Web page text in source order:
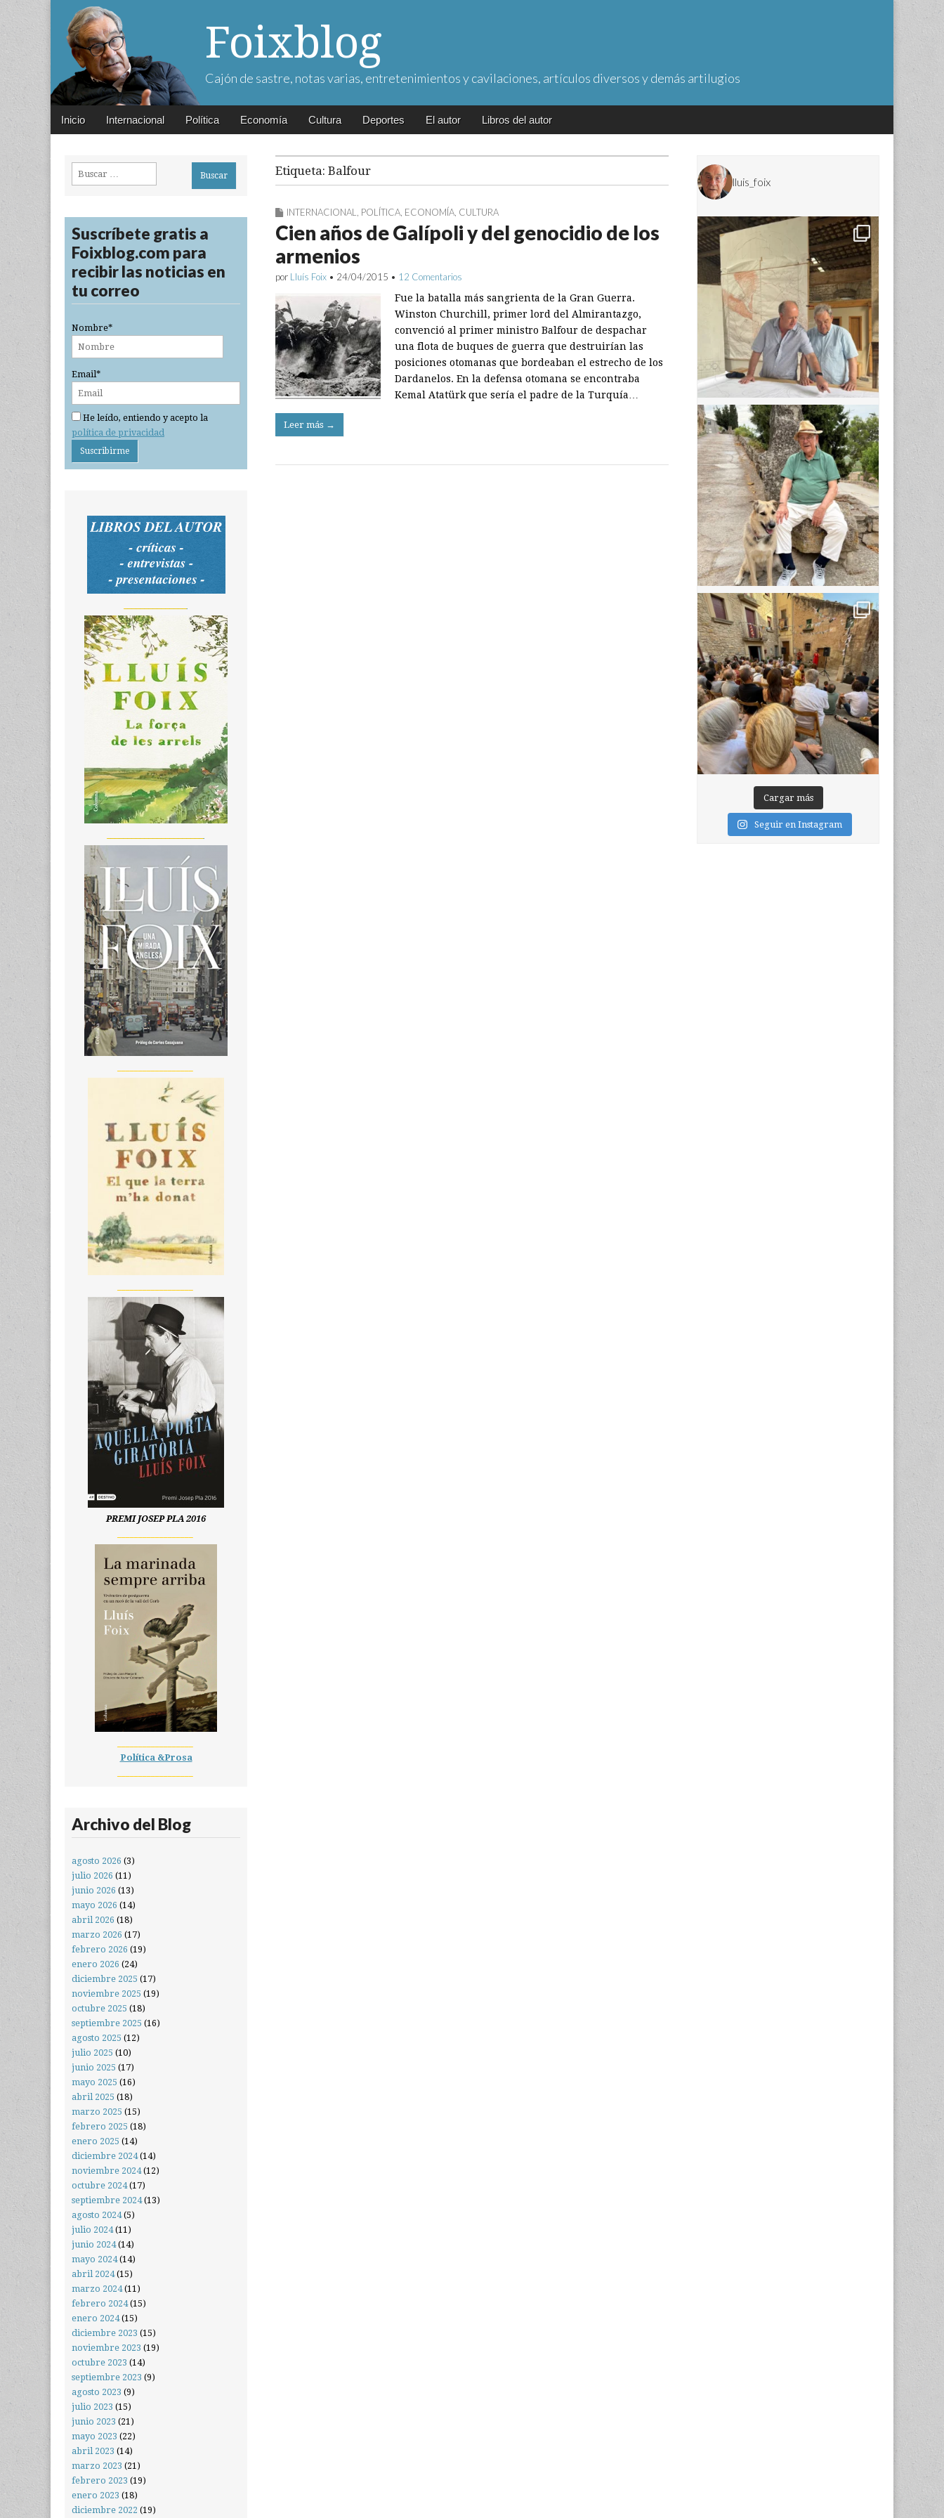
Foixblog
Cajón de sastre, notas varias, entretenimientos y cavilaciones, artículos diversos y demás artilugios
Main
Skip
Inicio Internacional Política Economía Cultura Deportes El autor Libros del autor
Etiqueta: Balfour
INTERNACIONAL POLÍTICA ECONOMÍA CULTURA
Cien años de Galípoli y del genocidio de los
armenios
por Lluís Foix • 24/04/2015 • 12 Comentarios
Fue la batalla más sangrienta de la Gran Guerra.
Winston Churchill, primer lord del Almirantazgo,
convenció al primer ministro Balfour de despachar
una flota de buques de guerra que destruirían las
posiciones otomanas que bordeaban el estrecho de los
Dardanelos. En la defensa otomana se encontraba
Kemal Atatürk que sería el padre de la Turquía…
Leer más →
Buscar:
Suscríbete gratis a
Foixblog.com para
recibir las noticias en
tu correo
Nombre*
Email*
He leído, entiendo y acepto la
política de privacidad
PREMI JOSEP PLA 2016
Política &Prosa
Archivo del Blog
agosto 2026 (3)
julio 2026 (11)
junio 2026 (13)
mayo 2026 (14)
abril 2026 (18)
marzo 2026 (17)
febrero 2026 (19)
enero 2026 (24)
diciembre 2025 (17)
noviembre 2025 (19)
octubre 2025 (18)
septiembre 2025 (16)
agosto 2025 (12)
julio 2025 (10)
junio 2025 (17)
mayo 2025 (16)
abril 2025 (18)
marzo 2025 (15)
febrero 2025 (18)
enero 2025 (14)
diciembre 2024(14)
noviembre 2024(12)
octubre 2024(17)
septiembre 2024(13)
agosto 2024(5)
julio 2024(11)
junio 2024(14)
mayo 2024(14)
abril 2024(15)
marzo 2024(11)
febrero 2024(15)
enero 2024(15)
diciembre 2023 (15)
noviembre 2023 (19)
octubre 2023 (14)
septiembre 2023 (9)
agosto 2023 (9)
julio 2023 (15)
junio 2023 (21)
mayo 2023 (22)
abril 2023 (14)
marzo 2023 (21)
febrero 2023 (19)
enero 2023 (18)
diciembre 2022 (19)
lluis_foix
Cargar más
Seguir en Instagram